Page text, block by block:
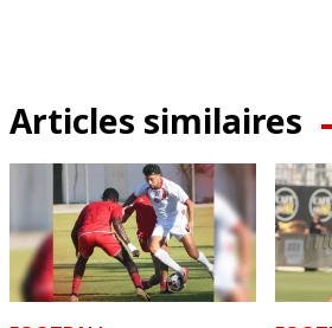
Articles similaires